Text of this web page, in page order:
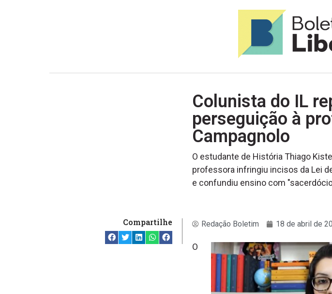
Colunista do IL
perseguição à
Campagnolo
O estudante de História Thiago
professora infringiu incisos da Lei
e confundiu ensino com
Compartilhe Redação Boletim 18 de abril de
O